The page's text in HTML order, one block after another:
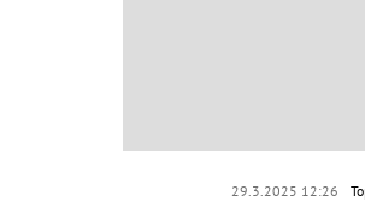
29.3.2025 12:26